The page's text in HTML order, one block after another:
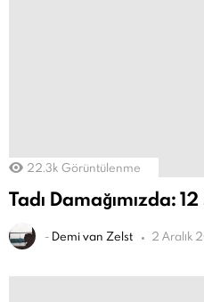
22.3k Görüntülenme
Tadı Damağımızda:
- Demi van Zelst 2 Aralık